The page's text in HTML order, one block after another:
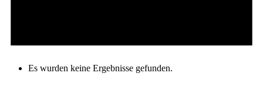
Es wurden keine Ergebnisse gefunden.